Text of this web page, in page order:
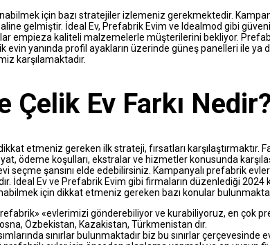
için bazı stratejiler izlemeniz gerekmektedir.
gelmiştir. İdeal Ev, Prefabrik Evim ve Idealmod gibi
empieza kaliteli malzemelerle müşterilerini bekliyor.
evin yanında profil ayakların üzerinde güneş panelleri ile ya
karşılamaktadır.
Çelik Ev Farkı
etmeniz gereken ilk strateji, fırsatları karşılaştırmaktır.
ödeme koşulları, ekstralar ve hizmetler konusunda
seçme şansını elde edebilirsiniz. Kampanyalı prefabrik
İdeal Ev ve Prefabrik Evim gibi firmaların düzenlediği
için dikkat etmeniz gereken bazı konular
«evlerimizi gönderebiliyor ve kurabiliyoruz, en çok
Özbekistan, Kazakistan, Türkmenistan dır.
sınırlar bulunmaktadır biz bu sınırlar çerçevesinde